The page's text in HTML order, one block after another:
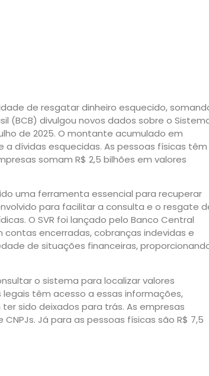
de resgatar dinheiro esquecido,
(BCB) divulgou novos dados sobre o
de 2025. O montante acumulado em
dívidas esquecidas. As pessoas físicas têm
somam R$ 2,5 bilhões em valores
uma ferramenta essencial para recuperar
para facilitar a consulta e o resgate
O SVR foi lançado pelo Banco Central
encerradas, cobranças indevidas e
de situações financeiras,
o sistema para localizar valores
têm acesso a essas informações,
sido deixados para trás. As empresas
Já para as pessoas físicas são R$ 7,5